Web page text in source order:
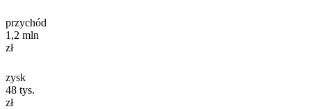
przychód
1,2 mln
zł
zysk
48 tys.
zł